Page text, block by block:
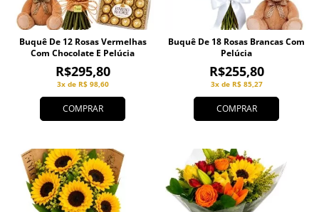
COMPRAR
3x de R$ 98,60
R$295,80
Buquê De 12 Rosas Vermelhas
Com Chocolate E Pelúcia
COMPRAR
3x de R$ 85,27
R$255,80
Buquê De 18 Rosas Brancas Com
Pelúcia